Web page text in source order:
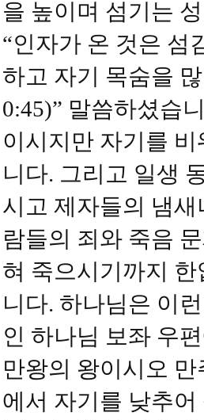
을 높이며 섬기는
“인자가 온 것은 섬
하고 자기 목숨을
0:45)” 말씀하셨습
이시지만 자기를
니다. 그리고 일생
시고 제자들의 냄
람들의 죄와 죽음
혀 죽으시기까지
니다. 하나님은 이
인 하나님 보좌 우
만왕의 왕이시오
에서 자기를 낮추